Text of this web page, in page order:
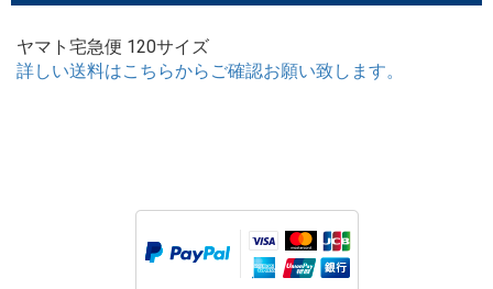
ヤマト宅急便 120サイズ
詳しい送料はこちらからご確認お願い致します。